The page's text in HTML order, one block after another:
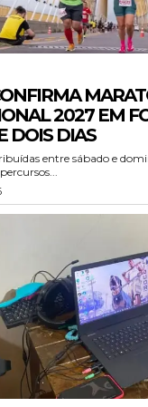
2027 EM
DOIS DIAS
entre sábado e